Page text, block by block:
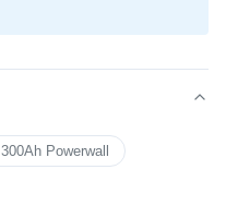
300Ah Powerwall